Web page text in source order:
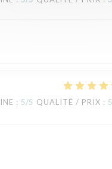
: 5/5 QUALITÉ / PRIX : 5